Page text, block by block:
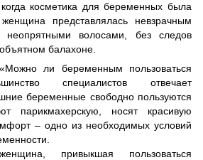
косметика для беременных была
представлялась невзрачным
волосами, без следов
балахоне.
ли беременным пользоваться
специалистов отвечает
беременные свободно пользуются
парикмахерскую, носят красивую
– одно из необходимых условий
привыкшая пользоваться